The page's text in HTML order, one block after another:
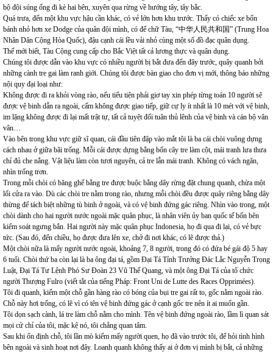
bộ đội súng ống đi kè hai bên, xuyên qua rừng về hướng tây, tây bắc.
Quá trưa, đến một khu vực hậu cần khác, có vẻ lớn hơn khu trước. Thấy có chiếc xe bốn
bánh nhỏ hơn xe Dodge của quân đội mình, có để chữ Tàu, “中华人民共和国” (Trung Hoa
Nhân Dân Cộng Hòa Quốc), đậu cạnh cái lều vải nhỏ cùng một số đồ đạc quân dụng.
Thế mới biết, Tàu Cộng cung cấp cho Bắc Việt tất cả lương thực và quân dụng.
Chúng tôi được dẫn vào khu vực có nhiều người bị bắt đưa đến đây trước, quây quanh bởi
những cành tre gai làm ranh giới. Chúng tôi được bàn giao cho đơn vị mới, thông báo những
nội quy đại loại như:
Không được đi ra khỏi vòng rào, nếu tiểu tiện phải giơ tay xin phép từng toán 10 người sẽ
được vệ binh dẫn ra ngoài, cấm không được giao tiếp, giữ cự ly ít nhất là 10 mét với vệ binh,
im lặng không được đi lại mất trật tự, tất cả tuyệt đối tuân thủ lênh của vệ binh và cán bộ vân
vân…
Vào bên trong khu vực giữ sĩ quan, cái đầu tiên đập vào mắt tôi là ba cái chòi vuông dựng
cách nhau ở giữa bãi trống. Mỗi cái được dựng bằng bốn cây tre làm cột, mái tranh lưa thưa
chỉ đủ che nắng. Vật liệu làm còn tươi nguyên, cả tre lẫn mái tranh. Không có vách ngăn,
nhìn trống trơn.
Trong mỗi chòi có băng ghế bằng tre được buộc bằng dây rừng đặt chung quanh, chừa một
lối cửa ra vào. Dù các chòi tre nằm trong rào, nhưng mỗi chòi đều được quây riêng bằng dây
thừng để tách biệt những tù binh ở ngoài, và có vệ binh đứng gác riêng. Nhìn vào trong, một
chòi dành cho hai người nước ngoài mặc quân phục, là nhân viên ủy ban quốc tế bốn bên
kiểm soát ngưng bắn. Hai người này mặc quân phục Indonesia, họ đi qua đi lại, có vẻ bực
tức. (Sau đó, đến chiều, họ được đưa lên xe, chở đi nơi khác, có lẽ được thả.)
Một chòi nữa là mấy người nước ngoài, khoảng 7, 8 người, trong đó có đứa bé gái độ 5 hay
6 tuổi. Chòi thứ ba còn lại là ba ông đại tá, gồm Đại Tá Tỉnh Trưởng Đác Lắc Nguyễn Trọng
Luật, Đại Tá Tư Lệnh Phó Sư Đoàn 23 Vũ Thế Quang, và một ông Đại Tá của tổ chức
người Thượng Fulro (viết tắt của tiếng Pháp: Front Uni de Lutte des Races Opprimées).
Tôi đi quanh, kiếm một chỗ gần hàng rào có bóng của bụi tre gai rất to, gốc nằm ngoài rào.
Chỗ này hơi trống, có lẽ vì có tên vệ binh đứng gác ở cạnh gốc tre nên ít ai muốn gần.
Tôi dọn sạch cành, lá tre làm chỗ nằm cho mình. Tên vệ binh đứng ngoài rào, lầm lì quan sát
mọi cử chỉ của tôi, mặc kệ nó, tôi chẳng quan tâm.
Sau khi ổn định chỗ, tôi lần mò kiếm mấy người quen, họ đã vào trước tôi, để hỏi tình hình
bên ngoài và sinh hoạt nơi đây. Loanh quanh không thấy ai ở đơn vị mình bị bắt, cả những